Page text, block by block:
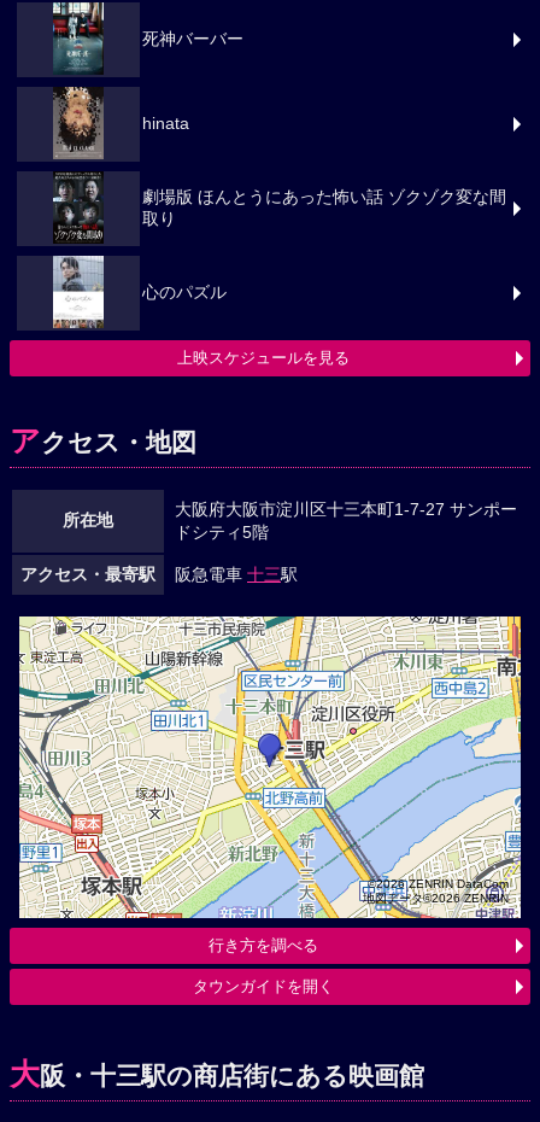
死神バーバー
hinata
劇場版 ほんとうにあった怖い話 ゾクゾク変な間
取り
心のパズル
上映スケジュールを見る
アクセス・地図
所在地
大阪府大阪市淀川区十三本町1-7-27 サンポー
ドシティ5階
アクセス・最寄駅 阪急電車 十三駅
©2026 ZENRIN DataCom
地図データ©2026 ZENRIN
行き方を調べる
タウンガイドを開く
大阪・十三駅の商店街にある映画館